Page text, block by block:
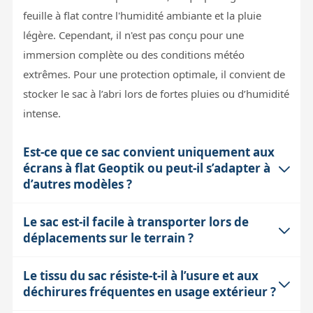
feuille à flat contre l'humidité ambiante et la pluie
légère. Cependant, il n'est pas conçu pour une
immersion complète ou des conditions météo
extrêmes. Pour une protection optimale, il convient de
stocker le sac à l’abri lors de fortes pluies ou d’humidité
intense.
Est-ce que ce sac convient uniquement aux
écrans à flat Geoptik ou peut-il s’adapter à
d’autres modèles ?
Ce modèle est conçu spécifiquement pour la feuille à
flat Geoptik 30B306, qui mesure entre 292 et 370 mm.
écran, assurant une bonne tenue et protection. Pour
d’autres dimensions, Geoptik propose des sacs
Le sac est-il facile à transporter lors de
déplacements sur le terrain ?
Oui, il est équipé d’une poignée de transport pratique
qui facilite son déplacement. Sa conception légère et
Le tissu du sac résiste-t-il à l’usure et aux
déchirures fréquentes en usage extérieur ?